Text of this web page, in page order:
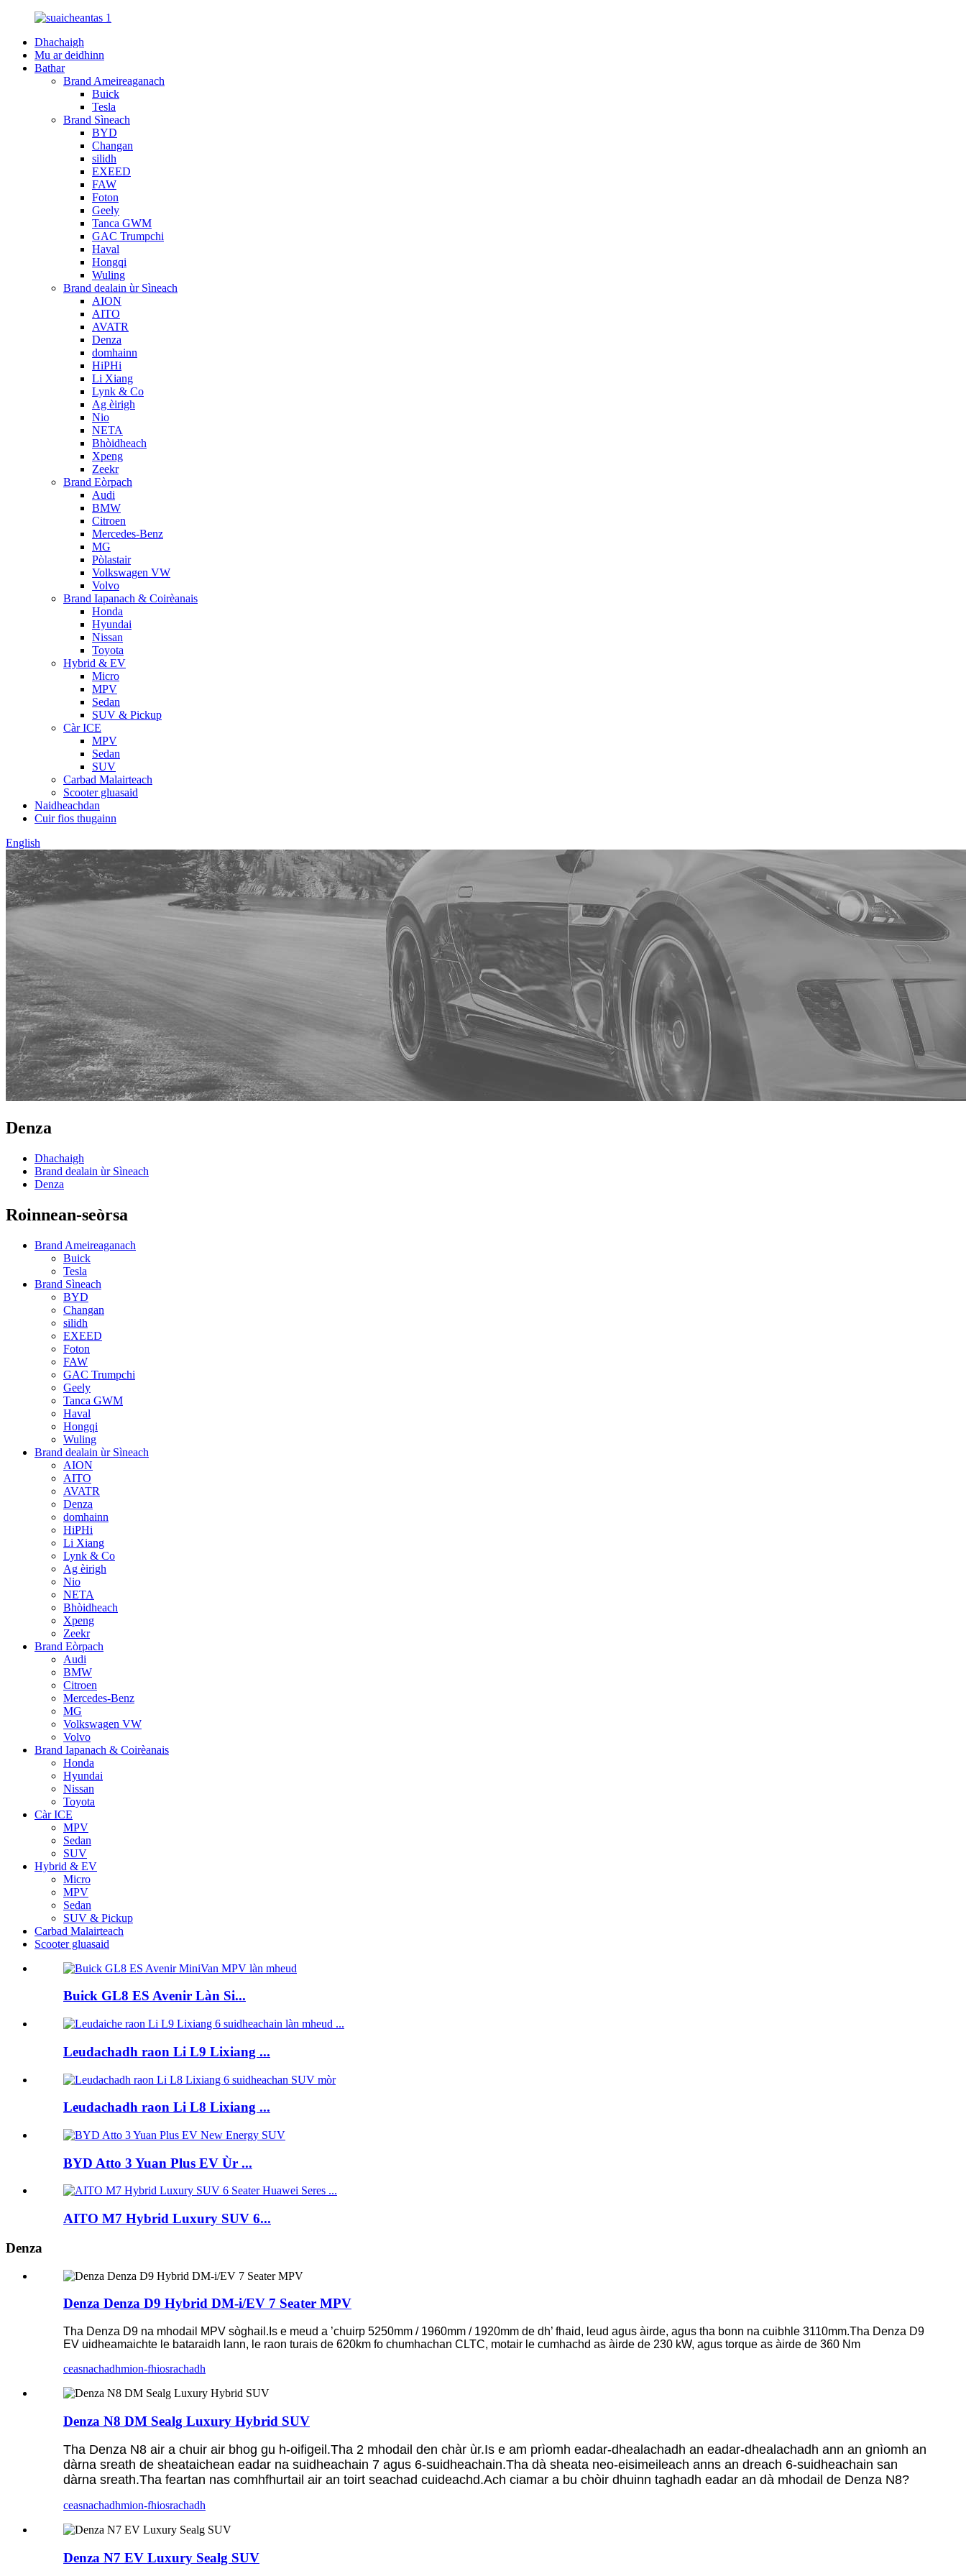
Dhachaigh
Mu ar deidhinn
Bathar
Brand Ameireaganach
Buick
Tesla
Brand Sìneach
BYD
Changan
silidh
EXEED
FAW
Foton
Geely
Tanca GWM
GAC Trumpchi
Haval
Hongqi
Wuling
Brand dealain ùr Sìneach
AION
AITO
AVATR
Denza
domhainn
HiPHi
Li Xiang
Lynk & Co
Ag èirigh
Nio
NETA
Bhòidheach
Xpeng
Zeekr
Brand Eòrpach
Audi
BMW
Citroen
Mercedes-Benz
MG
Pòlastair
Volkswagen VW
Volvo
Brand Iapanach & Coirèanais
Honda
Hyundai
Nissan
Toyota
Hybrid & EV
Micro
MPV
Sedan
SUV & Pickup
Càr ICE
MPV
Sedan
SUV
Carbad Malairteach
Scooter gluasaid
Naidheachdan
Cuir fios thugainn
English
Denza
Dhachaigh
Brand dealain ùr Sìneach
Denza
Roinnean-seòrsa
Brand Ameireaganach
Buick
Tesla
Brand Sìneach
BYD
Changan
silidh
EXEED
Foton
FAW
GAC Trumpchi
Geely
Tanca GWM
Haval
Hongqi
Wuling
Brand dealain ùr Sìneach
AION
AITO
AVATR
Denza
domhainn
HiPHi
Li Xiang
Lynk & Co
Ag èirigh
Nio
NETA
Bhòidheach
Xpeng
Zeekr
Brand Eòrpach
Audi
BMW
Citroen
Mercedes-Benz
MG
Volkswagen VW
Volvo
Brand Iapanach & Coirèanais
Honda
Hyundai
Nissan
Toyota
Càr ICE
MPV
Sedan
SUV
Hybrid & EV
Micro
MPV
Sedan
SUV & Pickup
Carbad Malairteach
Scooter gluasaid
Buick GL8 ES Avenir Làn Si...
Leudachadh raon Li L9 Lixiang ...
Leudachadh raon Li L8 Lixiang ...
BYD Atto 3 Yuan Plus EV Ùr ...
AITO M7 Hybrid Luxury SUV 6...
Denza
Denza Denza D9 Hybrid DM-i/EV 7 Seater MPV
Tha Denza D9 na mhodail MPV sòghail.Is e meud a ’chuirp 5250mm / 1960mm / 1920mm de dh’ fhaid, leud agus àirde, agus tha bonn na cuibhle 3110mm.Tha Denza D9
EV uidheamaichte le bataraidh lann, le raon turais de 620km fo chumhachan CLTC, motair le cumhachd as àirde de 230 kW, agus torque as àirde de 360 ​​Nm
ceasnachadhmion-fhiosrachadh
Denza N8 DM Sealg Luxury Hybrid SUV
Tha Denza N8 air a chuir air bhog gu h-oifigeil.Tha 2 mhodail den chàr ùr.Is e am prìomh eadar-dhealachadh an eadar-dhealachadh ann an gnìomh an
dàrna sreath de sheataichean eadar na suidheachain 7 agus 6-suidheachain.Tha dà sheata neo-eisimeileach anns an dreach 6-suidheachain san
dàrna sreath.Tha feartan nas comhfhurtail air an toirt seachad cuideachd.Ach ciamar a bu chòir dhuinn taghadh eadar an dà mhodail de Denza N8?
ceasnachadhmion-fhiosrachadh
Denza N7 EV Luxury Sealg SUV